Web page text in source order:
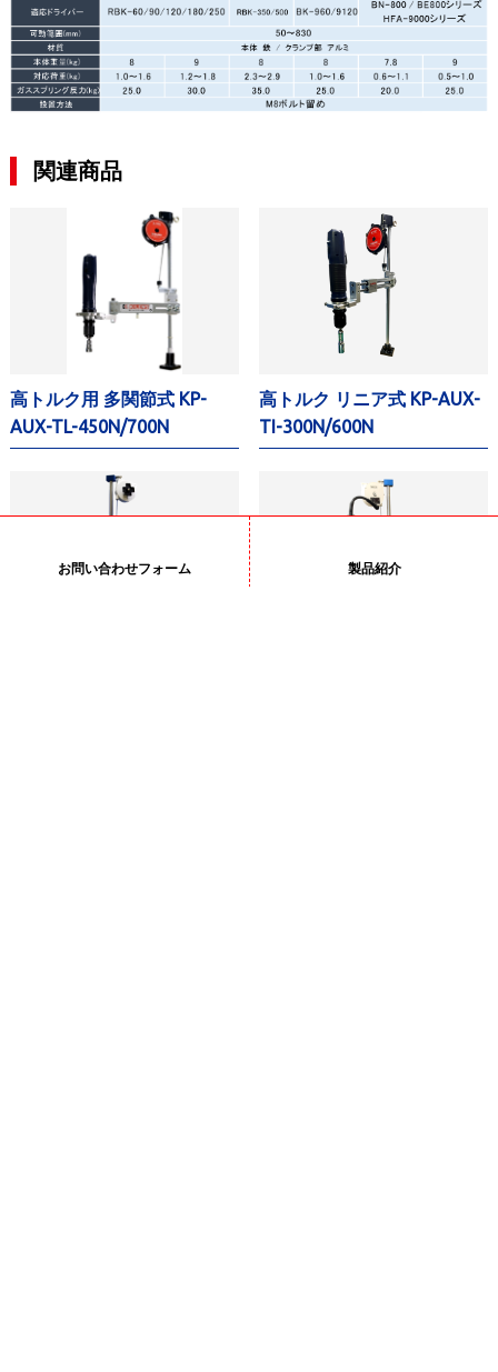
関連商品
高トルク用 多関節式 KP-
AUX-TL-450N/700N
高トルク リニア式 KP-AUX-
TI-300N/600N
お問い合わせフォーム 製品紹介